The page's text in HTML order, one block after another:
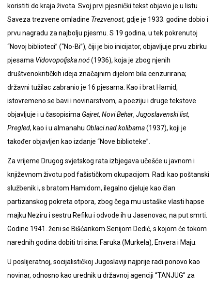
koristiti do kraja života. Svoj prvi pjesnički tekst objavio je u listu
Saveza trezvene omladine Trezvenost, gdje je 1933. godine dobio i
prvu nagradu za najbolju pjesmu. S 19 godina, u tek pokrenutoj
“Novoj biblioteci” (“No-Bi”), čiji je bio inicijator, objavljuje prvu zbirku
pjesama Vidovopoljska noć(1936), koja je zbog njenih
društvenokritičkih ideja značajnim dijelom bila cenzurirana;
državni tužilac zabranio je 16 pjesama. Kao i brat Hamid,
istovremeno se bavi i novinarstvom, a poeziju i druge tekstove
objavljuje i u časopisima Gajret, Novi Behar, Jugoslavenski list,
Pregled, kao i u almanahu Oblaci nad kolibama(1937), koji je
također objavljen kao izdanje “Nove biblioteke”.
Za vrijeme Drugog svjetskog rata izbjegava učešće u javnom i
književnom životu pod fašističkom okupacijom. Radi kao poštanski
službenik i, s bratom Hamidom, ilegalno djeluje kao član
partizanskog pokreta otpora, zbog čega mu ustaške vlasti hapse
majku Neziru i sestru Refiku i odvode ih u Jasenovac, na put smrti.
Godine 1941. ženi se Bišćankom Senijom Dedić, s kojom će tokom
narednih godina dobiti tri sina: Faruka (Murkela), Envera i Maju.
U poslijeratnoj, socijalističkoj Jugoslaviji najprije radi ponovo kao
novinar, odnosno kao urednik u državnoj agenciji “TANJUG” za